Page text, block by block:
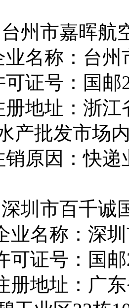
州市嘉晖航
名称：台州
证号：国邮
地址：浙江
产批发市场
原因：快递
圳市百千诚
名称：深圳
证号：国邮
地址：广东